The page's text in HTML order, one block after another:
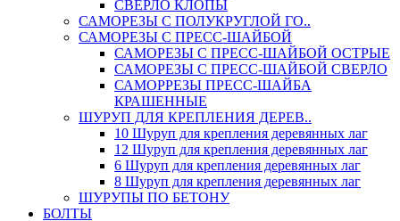
СВЕРЛО КЛОПЫ
САМОРЕЗЫ С ПОЛУКРУГЛОЙ ГО..
САМОРЕЗЫ С ПРЕСС-ШАЙБОЙ
САМОРЕЗЫ С ПРЕСС-ШАЙБОЙ ОСТРЫЕ
САМОРЕЗЫ С ПРЕСС-ШАЙБОЙ СВЕРЛО
САМОРРЕЗЫ ПРЕСС-ШАЙБА
КРАШЕННЫЕ
ШУРУП ДЛЯ КРЕПЛЕНИЯ ДЕРЕВ..
10 Шуруп для крепления деревянных лаг
12 Шуруп для крепления деревянных лаг
6 Шуруп для крепления деревянных лаг
8 Шуруп для крепления деревянных лаг
ШУРУПЫ ПО БЕТОНУ
БОЛТЫ